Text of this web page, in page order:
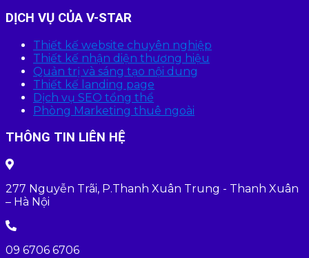
DỊCH VỤ CỦA V-STAR
Thiết kế website chuyên nghiệp
Thiết kế nhận diện thương hiệu
Quản trị và sáng tạo nội dung
Thiết kế landing page
Dịch vụ SEO tổng thể
Phòng Marketing thuê ngoài
THÔNG TIN LIÊN HỆ
277 Nguyễn Trãi, P.Thanh Xuân Trung - Thanh Xuân
– Hà Nội
09 6706 6706